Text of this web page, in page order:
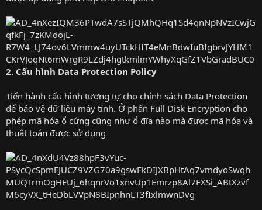
2. Cấu hình Data Protection Policy
Tiến hành cấu hình tương tự cho chính sách Data Protection
để bảo vệ dữ liệu máy tính. Ở phần Full Disk Encryption cho
phép mã hóa ổ cứng cũng như ổ đĩa nào mà được mã hóa và
thuật toán được sử dụng